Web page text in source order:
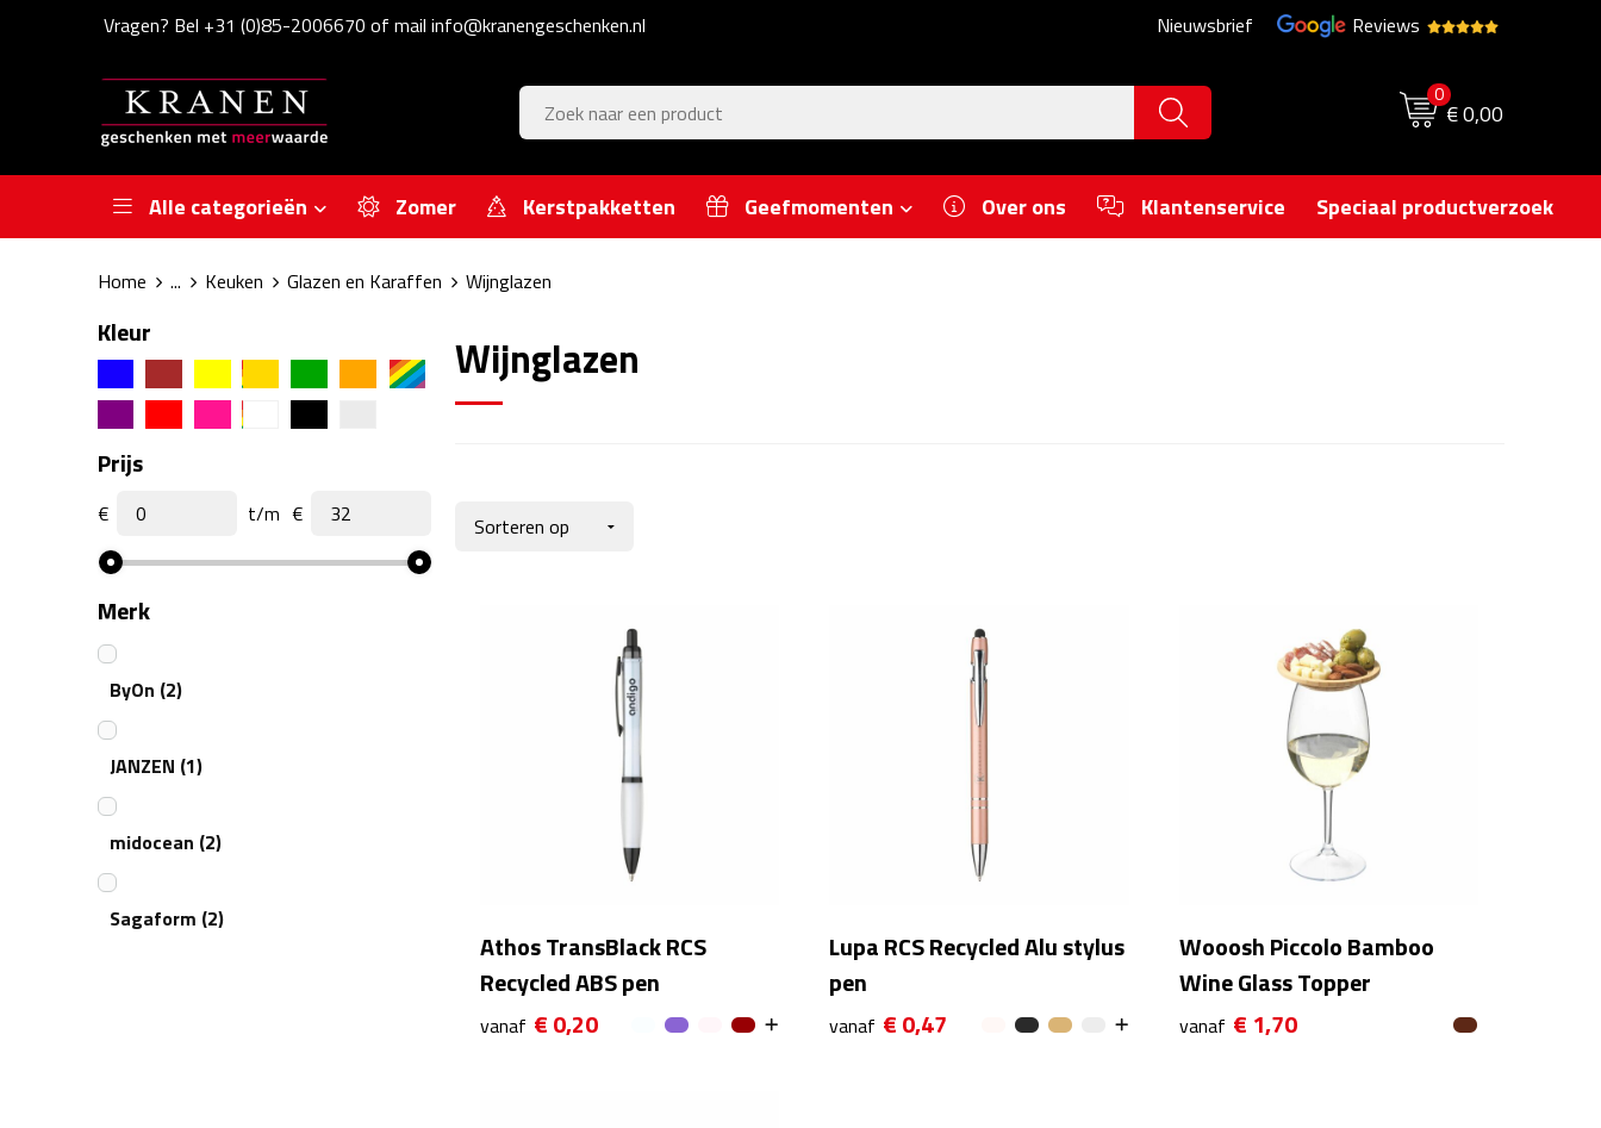
Vragen? Bel +31 (0)85-2006670 of mail info@kranengeschenken.nl Nieuwsbrief Reviews
0
€ 0,00
Alle categorieën Zomer Kerstpakketten Geefmomenten Over ons Klantenservice Speciaal productverzoek
Home ... Keuken Glazen en Karaffen Wijnglazen
Kleur
Prijs
€ t/m €
Merk
ByOn (2)
JANZEN (1)
midocean (2)
Sagaform (2)
Wijnglazen
Athos TransBlack RCS
Recycled ABS pen
vanaf € 0,20
Lupa RCS Recycled Alu stylus
pen
vanaf € 0,47
Wooosh Piccolo Bamboo
Wine Glass Topper
vanaf € 1,70